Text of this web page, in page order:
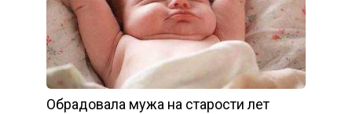
Обрадовала мужа на старости лет